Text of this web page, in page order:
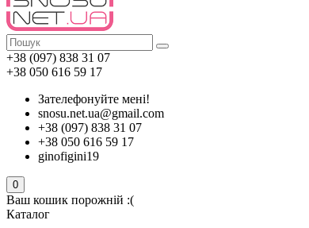
+38 (097) 838 31 07
+38 050 616 59 17
Зателефонуйте мені!
snosu.net.ua@gmail.com
+38 (097) 838 31 07
+38 050 616 59 17
ginofigini19
0
Ваш кошик порожній :(
Каталог